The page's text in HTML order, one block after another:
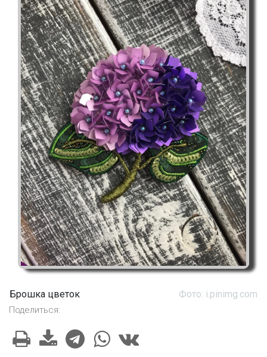
Брошка цветок Фото: i.pinimg.com
Поделиться: